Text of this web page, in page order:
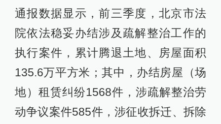
通报数据显示，前三季度，北京市法
院依法稳妥办结涉及疏解整治工作的
执行案件，累计腾退土地、房屋面积
135.6万平方米；其中，办结房屋（场
地）租赁纠纷1568件，涉疏解整治劳
动争议案件585件，涉征收拆迁、拆除